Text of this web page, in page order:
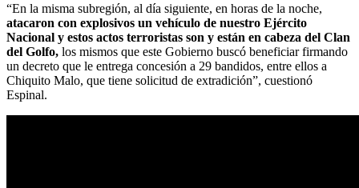
“En la misma subregión, al día siguiente, en horas de la noche,
atacaron con explosivos un vehículo de nuestro Ejército
Nacional y estos actos terroristas son y están en cabeza del Clan
del Golfo, los mismos que este Gobierno buscó beneficiar firmando
un decreto que le entrega concesión a 29 bandidos, entre ellos a
Chiquito Malo, que tiene solicitud de extradición”, cuestionó
Espinal.